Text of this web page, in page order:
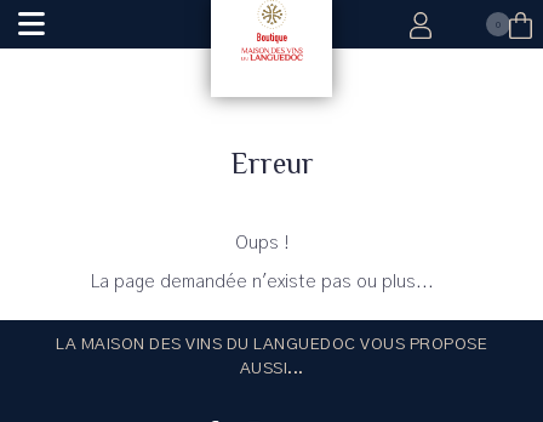
0
Erreur
Oups !
La page demandée n'existe pas ou plus...
LA MAISON DES VINS DU LANGUEDOC VOUS PROPOSE
AUSSI...